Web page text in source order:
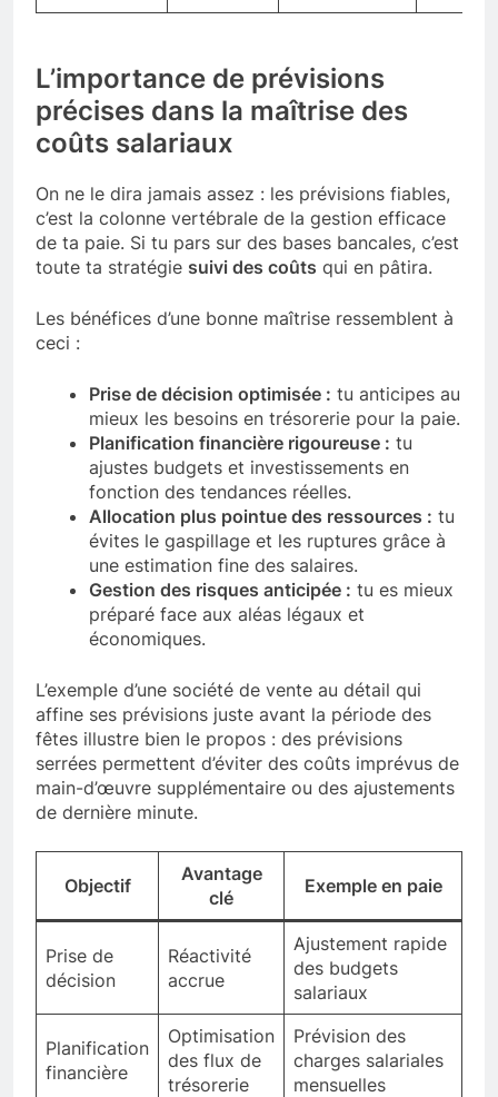
L’importance de prévisions
précises dans la maîtrise des
coûts salariaux
On ne le dira jamais assez : les prévisions fiables,
c’est la colonne vertébrale de la gestion efficace
de ta paie. Si tu pars sur des bases bancales, c’est
toute ta stratégie suivi des coûts qui en pâtira.
Les bénéfices d’une bonne maîtrise ressemblent à
ceci :
Prise de décision optimisée : tu anticipes au
mieux les besoins en trésorerie pour la paie.
Planification financière rigoureuse : tu
ajustes budgets et investissements en
fonction des tendances réelles.
Allocation plus pointue des ressources : tu
évites le gaspillage et les ruptures grâce à
une estimation fine des salaires.
Gestion des risques anticipée : tu es mieux
préparé face aux aléas légaux et
économiques.
L’exemple d’une société de vente au détail qui
affine ses prévisions juste avant la période des
fêtes illustre bien le propos : des prévisions
serrées permettent d’éviter des coûts imprévus de
main-d’œuvre supplémentaire ou des ajustements
de dernière minute.
Objectif
Avantage
clé
Exemple en paie
Prise de
décision
Réactivité
accrue
Ajustement rapide
des budgets
salariaux
Planification
financière
Optimisation
des flux de
trésorerie
Prévision des
charges salariales
mensuelles